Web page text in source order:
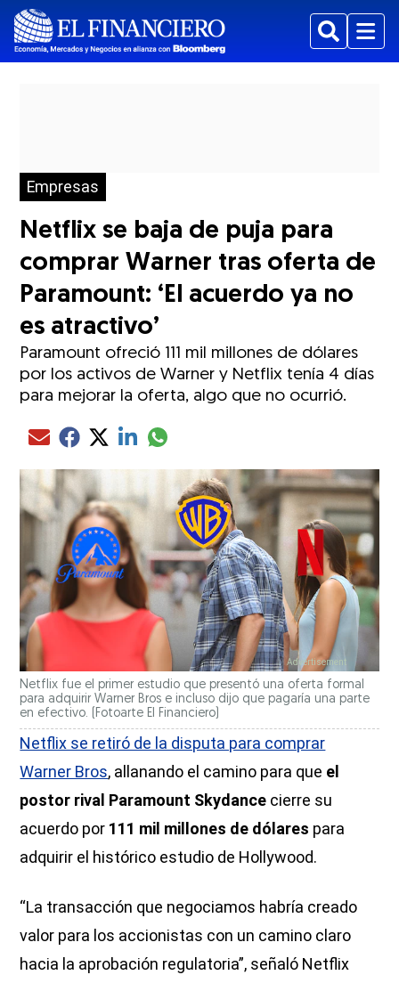
BuscarMenu
Empresas
Netflix se baja de puja para
comprar Warner tras oferta de
Paramount: ‘El acuerdo ya no
es atractivo’
Paramount ofreció 111 mil millones de dólares
por los activos de Warner y Netflix tenía 4 días
para mejorar la oferta, algo que no ocurrió.
Compartir el artículo actual mediante Email
Compartir el artículo actual mediante Facebook
Compartir el artículo actual mediante Twitter
Compartir el artículo actual mediante LinkedIn
Compartir el artículo actual mediante
Netflix fue el primer estudio que presentó una oferta formal
para adquirir Warner Bros e incluso dijo que pagaría una parte
en efectivo.
(Fotoarte El Financiero)
Netflix se retiró de la disputa para comprar
Warner Bros, allanando el camino para que el
postor rival Paramount Skydance cierre su
acuerdo por 111 mil millones de dólares para
adquirir el histórico estudio de Hollywood.
“La transacción que negociamos habría creado
valor para los accionistas con un camino claro
hacia la aprobación regulatoria”, señaló Netflix